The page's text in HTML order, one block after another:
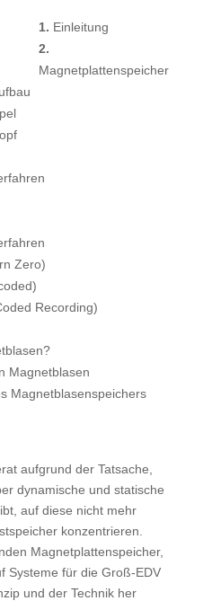
1. Einleitung
2.
Magnetplattenspeicher
Zero)
Recording)
Magnetblasen
Magnetblasenspeichers
aufgrund der Tatsache,
dynamische und statische
auf diese nicht mehr
konzentrieren.
Magnetplattenspeicher,
Systeme für die Groß-EDV
und der Technik her